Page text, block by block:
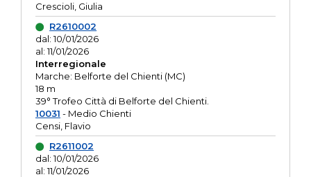
Crescioli, Giulia
R2610002
dal: 10/01/2026
al: 11/01/2026
Interregionale
Marche: Belforte del Chienti (MC)
18 m
39° Trofeo Città di Belforte del Chienti.
10031 - Medio Chienti
Censi, Flavio
R2611002
dal: 10/01/2026
al: 11/01/2026